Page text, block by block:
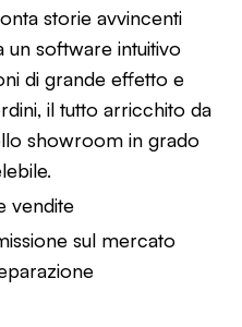
storie avvincenti
un software intuitivo
di grande effetto e
il tutto arricchito da
showroom in grado
vendite
sul mercato